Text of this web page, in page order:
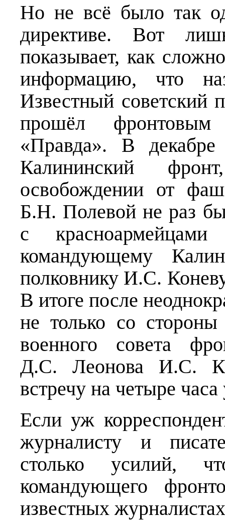
Но не всё было так
директиве. Вот
показывает, как
информацию, что
Известный советский
прошёл фронтовым
«Правда». В
Калининский
освобождении от
Б.Н. Полевой не раз
с
командующему
полковнику И.С.
В итоге после
не только со
военного совета
Д.С. Леонова И.С.
встречу на четыре часа
Если уж
журналисту и
столько усилий,
командующего
известных